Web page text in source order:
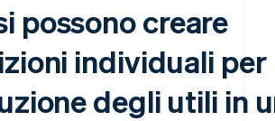
possono creare
individuali per
degli utili in